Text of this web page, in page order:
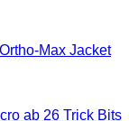
Max Jacket
Trick Bits